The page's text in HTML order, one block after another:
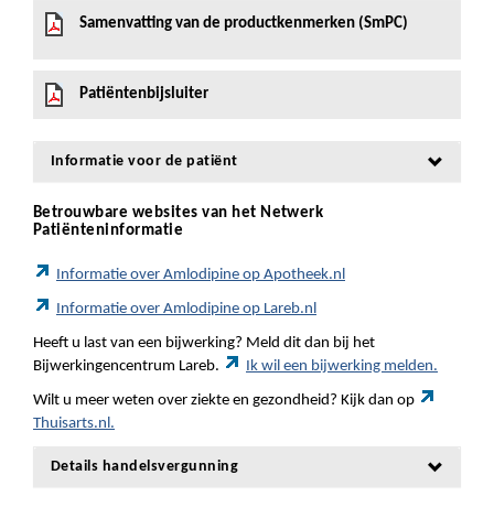
Samenvatting van de productkenmerken (SmPC)
Patiëntenbijsluiter
Informatie voor de patiënt
Betrouwbare websites van het Netwerk
Patiënteninformatie
Informatie over Amlodipine op Apotheek.nl
Informatie over Amlodipine op Lareb.nl
Heeft u last van een bijwerking? Meld dit dan bij het
Bijwerkingencentrum Lareb.
Ik wil een bijwerking melden.
Wilt u meer weten over ziekte en gezondheid? Kijk dan op
Thuisarts.nl.
Details handelsvergunning